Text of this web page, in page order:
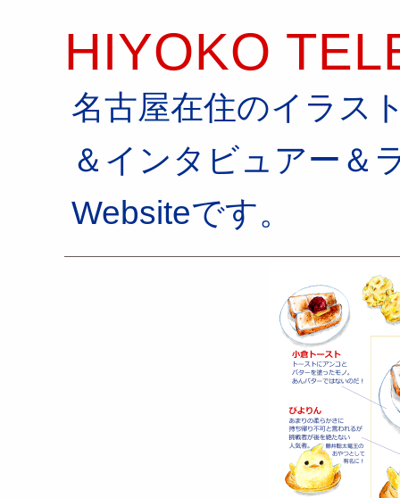
HIYOKO
名古屋在住のイラス
＆インタビュアー＆
Websiteです。